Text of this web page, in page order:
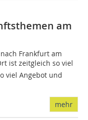
am
Frankfurt am
ist zeitgleich so viel
viel Angebot und
mehr